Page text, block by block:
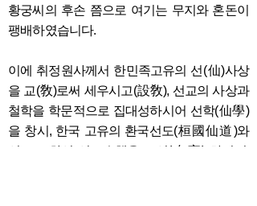
황궁씨의 후손 쯤으로 여기는 무지와 혼돈이
팽배하였습니다.
이에 취정원사께서 한민족고유의 선(仙)사상
을 교(敎)로써 세우시고(設敎), 선교의 사상과
철학을 학문적으로 집대성하시어 선학(仙學)
을 창시, 한국 고유의 환국선도(桓國仙道)와
선교 교화선 선도수행을 포선(布宣) 하시니,